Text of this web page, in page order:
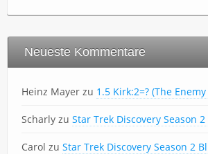
Neueste Kommentare
Heinz Mayer zu 1.5 Kirk:2=? (The
Scharly zu Star Trek Discovery Season
Carol zu Star Trek Discovery Season 2